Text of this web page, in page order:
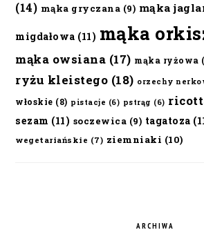
(14) mąka gryczana (9) mąka
migdałowa (11) mąka
mąka owsiana (17) mąka ryżowa
ryżu kleistego (18) orzechy
włoskie (8) pistacje (6) pstrąg (6)
sezam (11) soczewica (9) tagatoza
wegetariańskie (7) ziemniaki (10)
ARCHIWA